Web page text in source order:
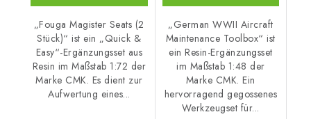
„Fouga Magister Seats (2
Stück)“ ist ein „Quick &
Easy“-Ergänzungsset aus
Resin im Maßstab 1:72 der
Marke CMK. Es dient zur
Aufwertung eines...
„German WWII Aircraft
Maintenance Toolbox“ ist
ein Resin-Ergänzungsset
im Maßstab 1:48 der
Marke CMK. Ein
hervorragend gegossenes
Werkzeugset für...